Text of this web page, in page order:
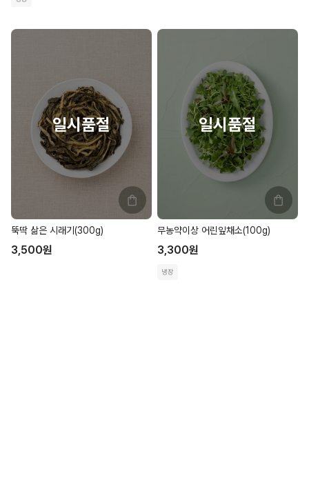
뚝딱 삶은 시래기(300g)
3,500원
무농약이상 어린잎채소(100g)
3,300원
냉장